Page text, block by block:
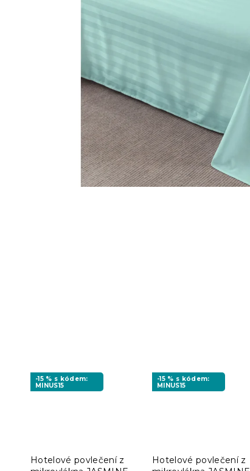
-15 % s kódem:
MINUS15
Hotelové povlečení z
-15 % s kódem:
MINUS15
Hotelové povlečení z